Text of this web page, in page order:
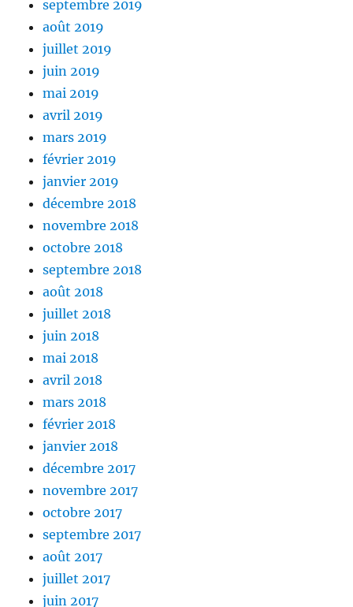
septembre 2019
août 2019
juillet 2019
juin 2019
mai 2019
avril 2019
mars 2019
février 2019
janvier 2019
décembre 2018
novembre 2018
octobre 2018
septembre 2018
août 2018
juillet 2018
juin 2018
mai 2018
avril 2018
mars 2018
février 2018
janvier 2018
décembre 2017
novembre 2017
octobre 2017
septembre 2017
août 2017
juillet 2017
juin 2017